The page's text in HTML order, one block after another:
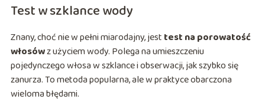
Test w szklance wody
Znany, choć nie w pełni miarodajny, jest test na porowatość
włosówz użyciem wody. Polega na umieszczeniu
pojedynczego włosa w szklance i obserwacji, jak szybko się
zanurza. To metoda popularna, ale w praktyce obarczona
wieloma błędami.